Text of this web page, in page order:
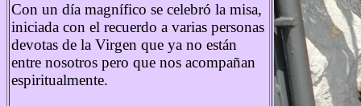
Con un día magnífico se celebró la misa,
iniciada con el recuerdo a varias personas
devotas de la Virgen que ya no están
entre nosotros pero que nos acompañan
espiritualmente.